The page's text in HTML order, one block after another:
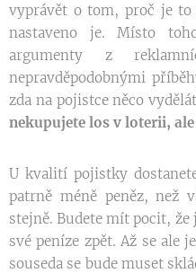
vyprávět o tom, proč je to
nastaveno je. Místo
argumenty z
nepravděpodobnými
zda na pojistce něco
nekupujete los v loterii,
U kvalití pojistky
patrně méně peněz, než
stejně. Budete mít pocit,
své peníze zpět. Až se ale
souseda se bude muset